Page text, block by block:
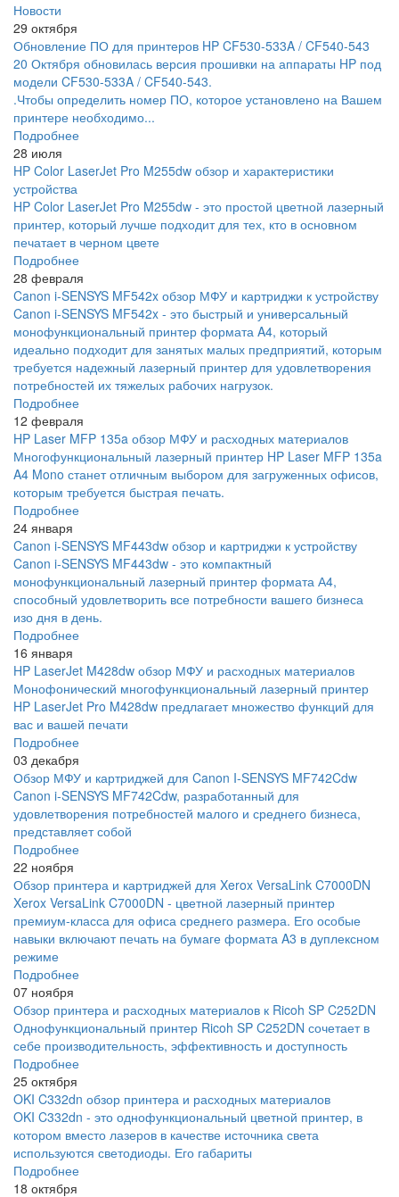
Новости
29 октября
Обновление ПО для принтеров HP CF530-533A / CF540-543
20 Октября обновилась версия прошивки на аппараты HP под
модели CF530-533A / CF540-543.
.Чтобы определить номер ПО, которое установлено на Вашем
принтере необходимо...
Подробнее
28 июля
HP Color LaserJet Pro M255dw обзор и характеристики
устройства
HP Color LaserJet Pro M255dw - это простой цветной лазерный
принтер, который лучше подходит для тех, кто в основном
печатает в черном цвете
Подробнее
28 февраля
Canon i-SENSYS MF542x обзор МФУ и картриджи к устройству
Canon i-SENSYS MF542x - это быстрый и универсальный
монофункциональный принтер формата A4, который
идеально подходит для занятых малых предприятий, которым
требуется надежный лазерный принтер для удовлетворения
потребностей их тяжелых рабочих нагрузок.
Подробнее
12 февраля
HP Laser MFP 135a обзор МФУ и расходных материалов
Многофункциональный лазерный принтер HP Laser MFP 135a
A4 Mono станет отличным выбором для загруженных офисов,
которым требуется быстрая печать.
Подробнее
24 января
Canon i-SENSYS MF443dw обзор и картриджи к устройству
Canon i-SENSYS MF443dw - это компактный
монофункциональный лазерный принтер формата А4,
способный удовлетворить все потребности вашего бизнеса
изо дня в день.
Подробнее
16 января
HP LaserJet M428dw обзор МФУ и расходных материалов
Монофонический многофункциональный лазерный принтер
HP LaserJet Pro M428dw предлагает множество функций для
вас и вашей печати
Подробнее
03 декабря
Обзор МФУ и картриджей для Canon I-SENSYS MF742Cdw
Canon i-SENSYS MF742Cdw, разработанный для
удовлетворения потребностей малого и среднего бизнеса,
представляет собой
Подробнее
22 ноября
Обзор принтера и картриджей для Xerox VersaLink C7000DN
Xerox VersaLink C7000DN - цветной лазерный принтер
премиум-класса для офиса среднего размера. Его особые
навыки включают печать на бумаге формата A3 в дуплексном
режиме
Подробнее
07 ноября
Обзор принтера и расходных материалов к Ricoh SP C252DN
Однофункциональный принтер Ricoh SP C252DN сочетает в
себе производительность, эффективность и доступность
Подробнее
25 октября
OKI C332dn обзор принтера и расходных материалов
OKI C332dn - это однофункциональный цветной принтер, в
котором вместо лазеров в качестве источника света
используются светодиоды. Его габариты
Подробнее
18 октября